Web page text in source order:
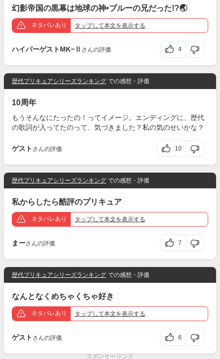
幻影帝国の黒幕は地球の神•ブルーの兄だった!?🌏
ネタバレあり タップして本文を表示する
ハイパーゲストMK−Ⅱ さんの評価 4
歴代プリキュアシリーズランキング での感想・評価
10周年
もうそんなにたったの！ってイメージ。エンディングに、歴代
の歌詞が入ってたのって、気づきました？私の気のせいかな？
ゲスト さんの評価 10
歴代プリキュアシリーズランキング での感想・評価
私からしたら酷評のプリキュア
ネタバレあり タップして本文を表示する
まーさんの評価 7
歴代プリキュアシリーズランキング での感想・評価
なんとなくめちゃくちゃ好き
ネタバレあり タップして本文を表示する
ゲスト さんの評価 6
スポンサーリンク